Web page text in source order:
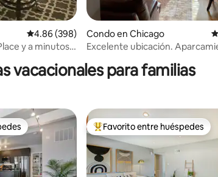
Calificación promedio: 4.86 de 5, 398 reseñas
4.86 (398)
y a minutos
Condo en Chicago
Excelente ubicación.
vacacionales para familias
preferido Favorito entre huéspedes
Favorito entre huéspedes